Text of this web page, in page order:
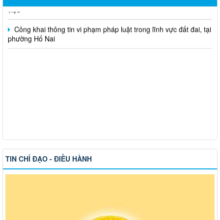
Công khai thông tin vi phạm pháp luật trong lĩnh vực đất đai, tại
phường Hố Nai
TIN CHỈ ĐẠO - ĐIỀU HÀNH